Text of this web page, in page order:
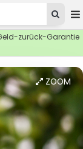
zurück-Garantie
ZOOM